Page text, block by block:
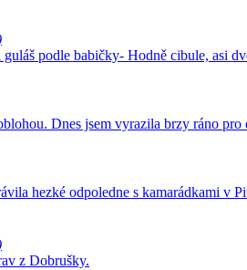
podle babičky- Hodně cibule, asi
Dnes jsem vyrazila brzy ráno
hezké odpoledne s kamarádkami
z Dobrušky.